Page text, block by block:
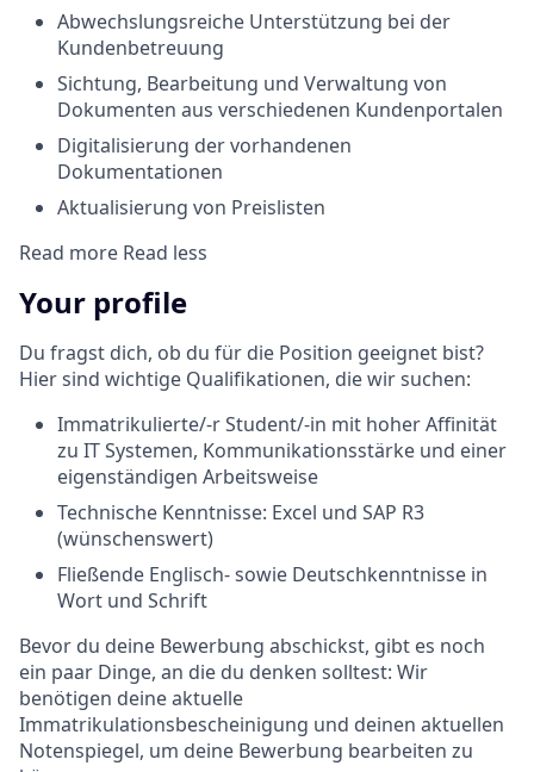
Abwechslungsreiche Unterstützung bei der
Kundenbetreuung
Sichtung, Bearbeitung und Verwaltung von
Dokumenten aus verschiedenen Kundenportalen
Digitalisierung der vorhandenen
Dokumentationen
Aktualisierung von Preislisten
Read more Read less
Your profile
Du fragst dich, ob du für die Position geeignet bist?
Hier sind wichtige Qualifikationen, die wir suchen:
Immatrikulierte/-r Student/-in mit hoher Affinität
zu IT Systemen, Kommunikationsstärke und einer
eigenständigen Arbeitsweise
Technische Kenntnisse: Excel und SAP R3
(wünschenswert)
Fließende Englisch- sowie Deutschkenntnisse in
Wort und Schrift
Bevor du deine Bewerbung abschickst, gibt es noch
ein paar Dinge, an die du denken solltest: Wir
benötigen deine aktuelle
Immatrikulationsbescheinigung und deinen aktuellen
Notenspiegel, um deine Bewerbung bearbeiten zu